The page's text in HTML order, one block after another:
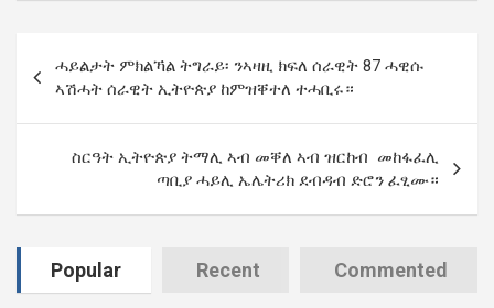
navigation
ሓይልታት ምክልኻል ትግራይ፡ ንኣዛዚ ክፍለ ሰራዊት 87 ሓዊሱ
ኣሽሓት ሰራዊት ኢትዮጵያ ከምዝቐተለ ተሓቢሩ።
ስርዓት ኢትዮጵያ ትማሊ ኣብ መቐለ ኣብ ዝርከብ መከፋፈሊ
ጣቢያ ሓይሊ ኤሌትሪክ ደብዳብ ድሮን ፈፂሙ።
Popular Recent Commented